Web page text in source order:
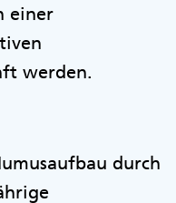
einer
werden.
durch